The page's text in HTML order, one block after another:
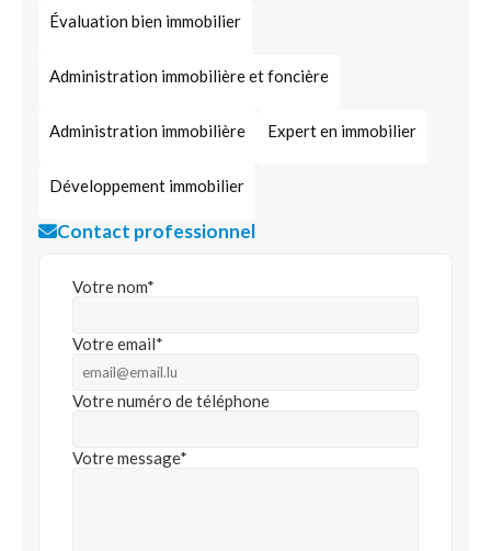
Évaluation bien immobilier
Administration immobilière et foncière
Administration immobilière Expert en immobilier
Développement immobilier
Contact professionnel
Votre nom*
Votre email*
Votre numéro de téléphone
Votre message*